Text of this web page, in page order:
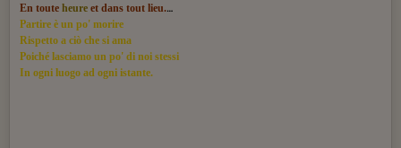
En toute heureet dans tout lieu.
Partire è un po' morire
Rispetto a ciò che si ama
Poiché lasciamo un po' di noi stessi
In ogni luogo ad ogni istante.